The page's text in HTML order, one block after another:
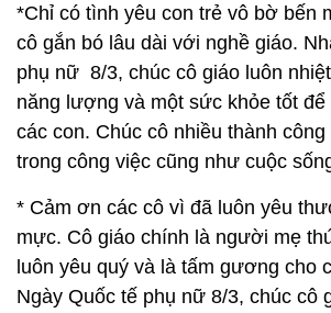
*Chỉ có tình yêu con trẻ vô bờ bến
cô gắn bó lâu dài với nghề giáo.
phụ nữ 8/3, chúc cô giáo luôn
năng lượng và một sức khỏe tốt để
các con. Chúc cô nhiều thành
trong công việc cũng như cuộc
* Cảm ơn các cô vì đã luôn yêu
mực. Cô giáo chính là người mẹ
luôn yêu quý và là tấm gương cho
Ngày Quốc tế phụ nữ 8/3, chúc cô